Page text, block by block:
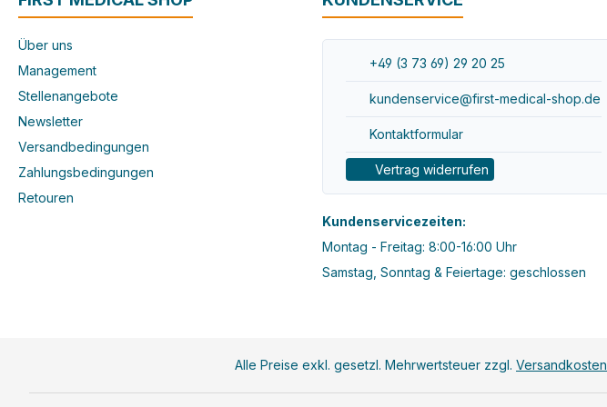
Über uns
Management
Stellenangebote
Newsletter
Versandbedingungen
Zahlungsbedingungen
Retouren
+49 (3 73 69) 29 20 25
kundenservice@first-medical-shop.de
Kontaktformular
Vertrag widerrufen
Kundenservicezeiten:
Montag - Freitag: 8:00-16:00 Uhr
Samstag, Sonntag & Feiertage: geschlossen
Alle Preise exkl. gesetzl. Mehrwertsteuer zzgl. Versandkosten